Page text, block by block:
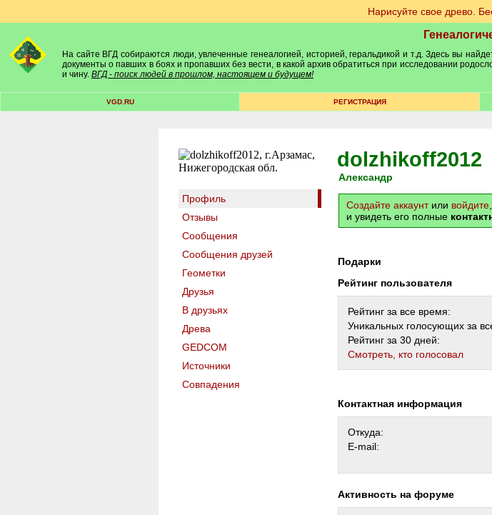
Нарисуйте свое древо.
На сайте ВГД собираются люди, увлеченные генеалогией, историей, геральдикой и т.д. Здесь вы
документы о павших в боях и пропавших без вести, в какой архив обратиться при исследовании
и чину. ВГД - поиск людей в прошлом, настоящем и будущем!
VGD.RU РЕГИСТРАЦИЯ
Профиль
Отзывы
Сообщения
Сообщения друзей
Геометки
Друзья
В друзьях
Древа
GEDCOM
Источники
Совпадения
dolzhikoff2012
александр
Создайте аккаунтили войдите
и увидеть его полные
Подарки
Рейтинг пользователя
Рейтинг за все время:
Уникальных голосующих за
Рейтинг за 30 дней:
Cмотреть, кто голосовал
Контактная информация
Откуда:
E-mail:
Активность на форуме